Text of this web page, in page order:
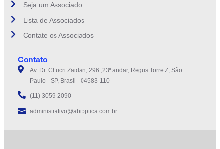
Seja um Associado
Lista de Associados
Contate os Associados
Contato
Av. Dr. Chucri Zaidan, 296 ,23º andar, Regus Torre Z, São
Paulo - SP, Brasil - 04583-110
(11) 3059-2090
administrativo@abioptica.com.br